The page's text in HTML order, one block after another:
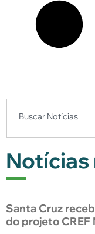
Santa Cruz
do projeto CREF